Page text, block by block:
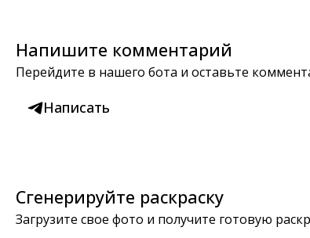
Напишите комментарий
Перейдите в нашего бота и оставьте
Написать
Сгенерируйте раскраску
Загрузите свое фото и получите готовую